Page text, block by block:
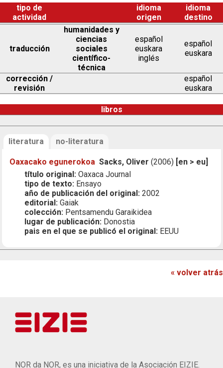
tipo de
actividad
idioma
origen
idioma
destino
traducción
humanidades y
ciencias
sociales
científico-
técnica
español
euskara
inglés
español
euskara
corrección /
revisión
español
euskara
libros
literatura no-literatura
Oaxacako egunerokoa Sacks, Oliver (2006) [en > eu]
título original: Oaxaca Journal
tipo de texto: Ensayo
año de publicación del original: 2002
editorial: Gaiak
colección: Pentsamendu Garaikidea
lugar de publicación: Donostia
pais en el que se publicó el original: EEUU
« volver atrás
NOR da NOR, es una iniciativa de la Asociación EIZIE.